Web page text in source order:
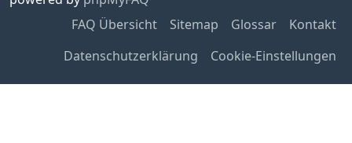
FAQ Übersicht
Sitemap Glossar
Kontakt
Datenschutzerklärung
Cookie-Einstellungen